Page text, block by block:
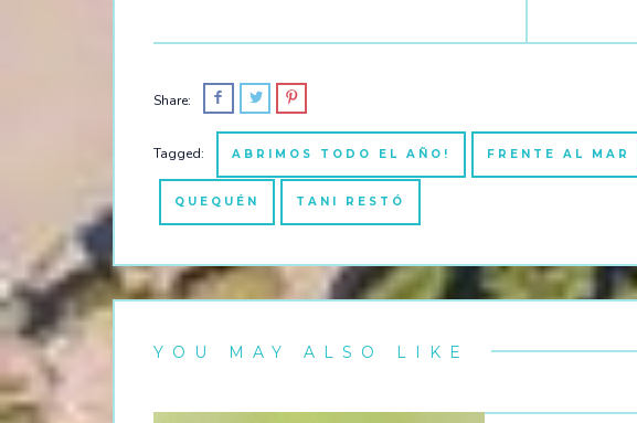
Share:
Tagged: ABRIMOS TODO EL AÑO! FRENTE AL MAR
QUEQUÉN TANI RESTÓ
YOU MAY ALSO LIKE